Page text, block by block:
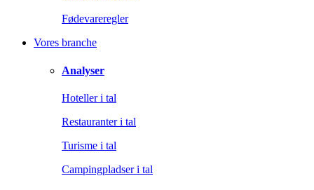
Fødevareregler
Vores branche
Analyser
Hoteller i tal
Restauranter i tal
Turisme i tal
Campingpladser i tal